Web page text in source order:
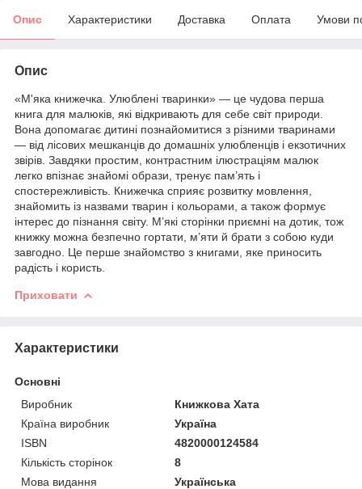
Опис Характеристики Доставка Оплата Умови
Опис
«М'яка книжечка. Улюблені тваринки» — це чудова перша
книга для малюків, які відкривають для себе світ природи.
Вона допомагає дитині познайомитися з різними тваринами
— від лісових мешканців до домашніх улюбленців і екзотичних
звірів. Завдяки простим, контрастним ілюстраціям малюк
легко впізнає знайомі образи, тренує пам’ять і
спостережливість. Книжечка сприяє розвитку мовлення,
знайомить із назвами тварин і кольорами, а також формує
інтерес до пізнання світу. М’які сторінки приємні на дотик, тож
книжку можна безпечно гортати, м’яти й брати з собою куди
завгодно. Це перше знайомство з книгами, яке приносить
радість і користь.
Приховати
Характеристики
Основні
Виробник
Книжкова Хата
Країна виробник
Україна
ISBN
4820000124584
Кількість сторінок
8
Мова видання
Українська